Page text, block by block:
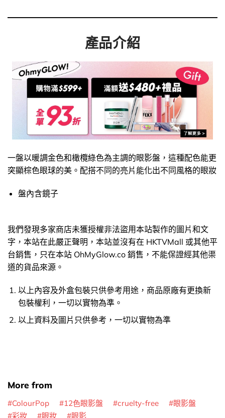
產品介紹
一盤以暖調金色和橄欖綠色為主調的眼影盤，這種配色能更
突顯棕色眼球的美。配搭不同的亮片能化出不同風格的眼妝
盤內含鏡子
我們發現多家商店未獲授權非法盜用本站製作的圖片和文
字，本站在此嚴正聲明，本站並沒有在 HKTVMall 或其他平
台銷售，只在本站 OhMyGlow.co 銷售，不能保證經其他渠
道的貨品來源。
以上內容及外盒包裝只供參考用途，商品原廠有更換新
包裝權利，一切以實物為準。
以上資料及圖片只供參考，一切以實物為準
More from
ColourPop 12色眼影盤 cruelty-free
眼影盤
彩妝
眼妝 眼影